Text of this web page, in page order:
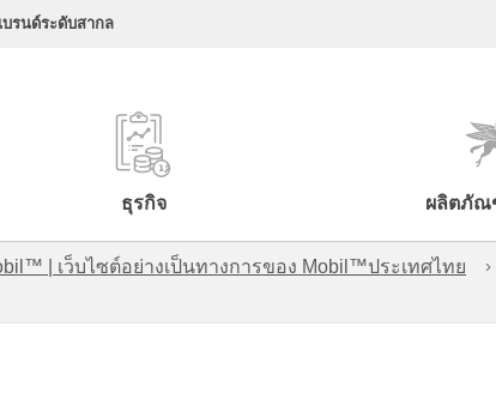
บรนด์ระดับสากล
ธุรกิจ ผลิตภัณ
| เว็บไซต์อย่างเป็นทางการของ Mobil™ประเทศไทย